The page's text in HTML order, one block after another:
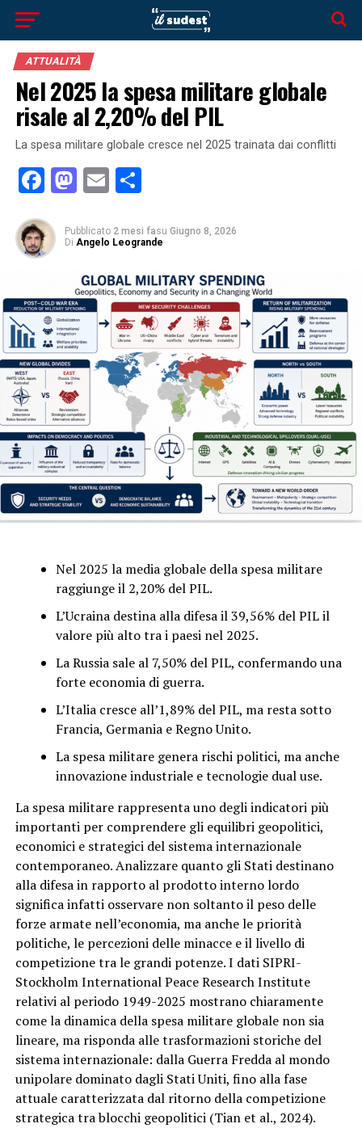
ATTUALITÀ
Nel 2025 la spesa militare globale
risale al 2,20% del PIL
La spesa militare globale cresce nel 2025 trainata dai conflitti
Facebook
Mastodon
EmailCondividi
Pubblicato 2 mesi fasu Giugno 8, 2026
Di Angelo Leogrande
Nel 2025 la media globale della spesa militare
raggiunge il 2,20% del PIL.
L’Ucraina destina alla difesa il 39,56% del PIL il
valore più alto tra i paesi nel 2025.
La Russia sale al 7,50% del PIL, confermando una
forte economia di guerra.
L’Italia cresce all’1,89% del PIL, ma resta sotto
Francia, Germania e Regno Unito.
La spesa militare genera rischi politici, ma anche
innovazione industriale e tecnologie dual use.
La spesa militare rappresenta uno degli indicatori più
importanti per comprendere gli equilibri geopolitici,
economici e strategici del sistema internazionale
contemporaneo. Analizzare quanto gli Stati destinano
alla difesa in rapporto al prodotto interno lordo
significa infatti osservare non soltanto il peso delle
forze armate nell’economia, ma anche le priorità
politiche, le percezioni delle minacce e il livello di
competizione tra le grandi potenze. I dati SIPRI-
Stockholm International Peace Research Institute
relativi al periodo 1949-2025 mostrano chiaramente
come la dinamica della spesa militare globale non sia
lineare, ma risponda alle trasformazioni storiche del
sistema internazionale: dalla Guerra Fredda al mondo
unipolare dominato dagli Stati Uniti, fino alla fase
attuale caratterizzata dal ritorno della competizione
strategica tra blocchi geopolitici (Tian et al., 2024).